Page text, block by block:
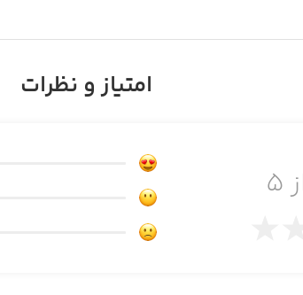
و خدمات ویلای خریداری شده را در اختیار
امتیاز و نظرات
۵